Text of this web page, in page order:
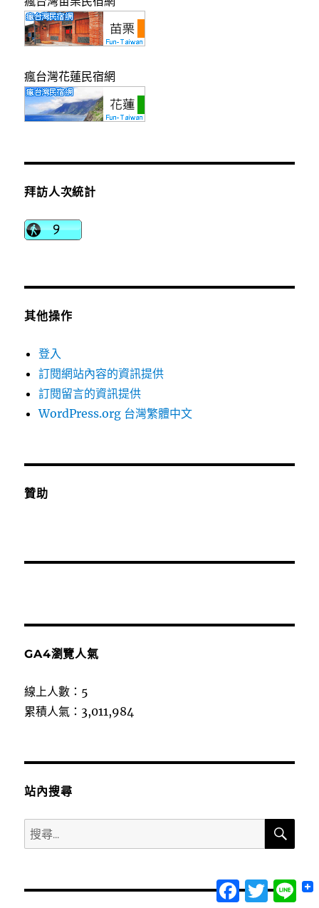
瘋台灣花蓮民宿網
拜訪人次統計
其他操作
登入
訂閱網站內容的資訊提供
訂閱留言的資訊提供
WordPress.org 台灣繁體中文
贊助
GA4瀏覽人氣
線上人數：5
累積人氣：3,011,984
站內搜尋
搜
尋
鍵
搜
Facebook
Twitter